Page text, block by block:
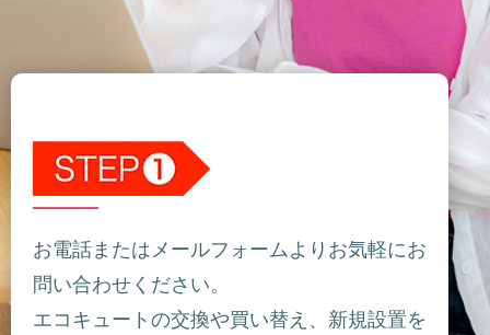
お電話またはメールフォームよりお気軽にお
問い合わせください。
エコキュートの交換や買い替え、新規設置を